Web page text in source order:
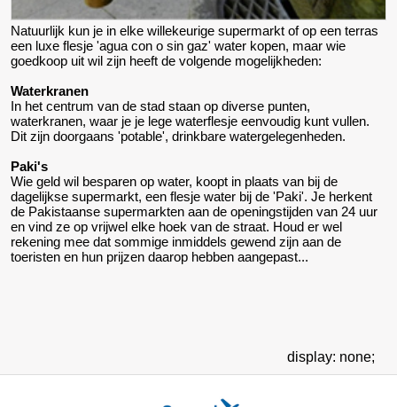
Natuurlijk kun je in elke willekeurige supermarkt of op een terras
een luxe flesje 'agua con o sin gaz' water kopen, maar wie
goedkoop uit wil zijn heeft de volgende mogelijkheden:
Waterkranen
In het centrum van de stad staan op diverse punten,
waterkranen, waar je je lege waterflesje eenvoudig kunt vullen.
Dit zijn doorgaans 'potable', drinkbare watergelegenheden.
Paki's
Wie geld wil besparen op water, koopt in plaats van bij de
dagelijkse supermarkt, een flesje water bij de 'Paki'. Je herkent
de Pakistaanse supermarkten aan de openingstijden van 24 uur
en vind ze op vrijwel elke hoek van de straat. Houd er wel
rekening mee dat sommige inmiddels gewend zijn aan de
toeristen en hun prijzen daarop hebben aangepast...
display: none;